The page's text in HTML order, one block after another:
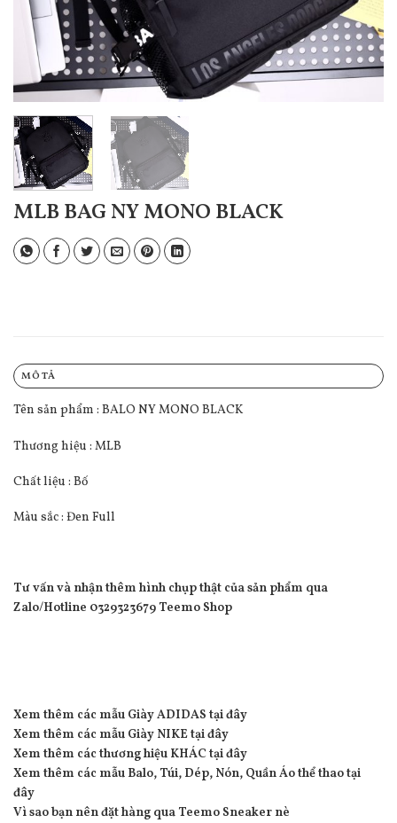
MLB BAG NY MONO BLACK
MÔ TẢ
Tên sản phẩm : BALO NY MONO BLACK
Thương hiệu : MLB
Chất liệu : Bố
Màu sắc : Đen Full
Tư vấn và nhận thêm hình chụp thật của sản phẩm qua
Zalo/Hotline 0329323679 Teemo Shop
Xem thêm các mẫu Giày ADIDAS tại đây
Xem thêm các mẫu Giày NIKE tại đây
Xem thêm các thương hiệu KHÁC tại đây
Xem thêm các mẫu Balo, Túi, Dép, Nón, Quần Áo thể thao tại
đây
Vì sao bạn nên đặt hàng qua Teemo Sneaker nè